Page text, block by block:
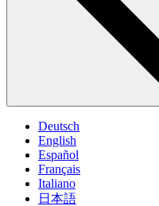
Deutsch
English
Español
Français
Italiano
日本語